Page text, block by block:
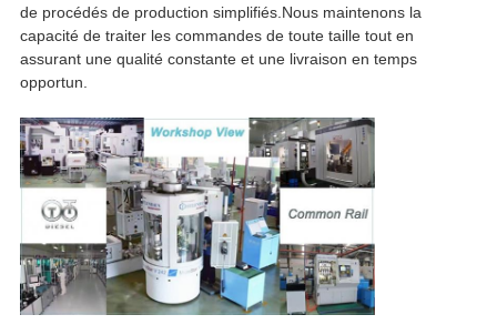
de procédés de production simplifiés.Nous maintenons la
capacité de traiter les commandes de toute taille tout en
assurant une qualité constante et une livraison en temps
opportun.